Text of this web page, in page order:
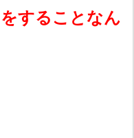
することなん